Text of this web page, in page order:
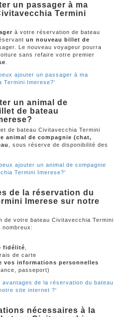
un passager à ma
Termini
à votre réservation de bateau
un nouveau billet de
Le nouveau voyageur pourra
sans refaire votre premier
ajouter un passager à ma
Termini Imerese?'
un animal de
de bateau
de bateau Civitavecchia Termini
animal de compagnie (chat,
, sous réserve de disponibilité des
ajouter un animal de compagnie
Termini Imerese?'
de la réservation du
Imerese sur notre
de votre bateau Civitavecchia Termini
fidélité
de carte
vos informations personnelles
passeport)
de la réservation du bateau
site internet ?'
nécessaires à la